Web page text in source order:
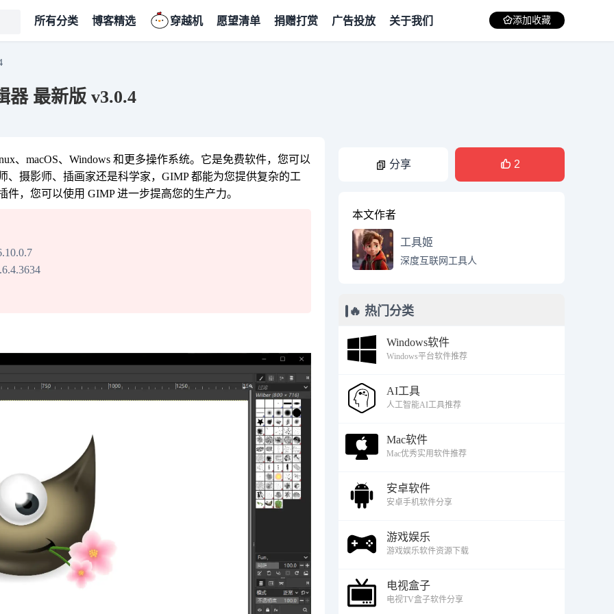
所有分类 博客精选 穿越机 愿望清单 捐赠打赏 广告投放 关于我们 添加收藏
器 最新版 v3.0.4
、macOS、Windows 和更多操作系统。它是免费软件，您可以
摄影师、插画家还是科学家，GIMP 都能为您提供复杂的工
，您可以使用 GIMP 进一步提高您的生产力。
分享 2
本文作者
工具姬
深度互联网工具人
🔥 热门分类
Windows软件
Windows平台软件推荐
AI工具
人工智能AI工具推荐
Mac软件
Mac优秀实用软件推荐
安卓软件
安卓手机软件分享
游戏娱乐
游戏娱乐软件资源下载
电视盒子
电视TV盒子软件分享